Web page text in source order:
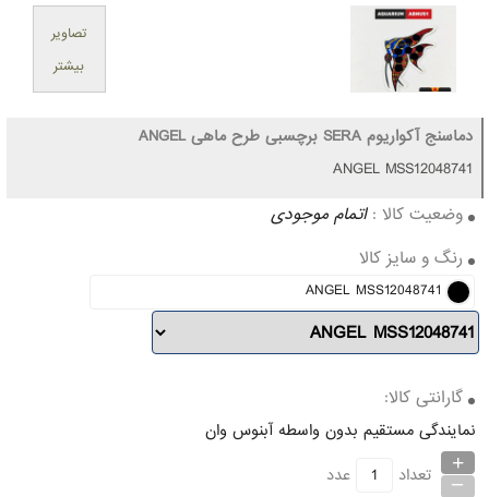
تصاویر
بیشتر
دماسنج آکواریوم SERA برچسبی طرح ماهی ANGEL
ANGEL MSS12048741
وضعیت کالا :اتمام موجودی
رنگ و سایز کالا
ANGEL MSS12048741
گارانتی کالا:
نمایندگی مستقیم بدون واسطه آبنوس وان
تعداد
+
_
عدد